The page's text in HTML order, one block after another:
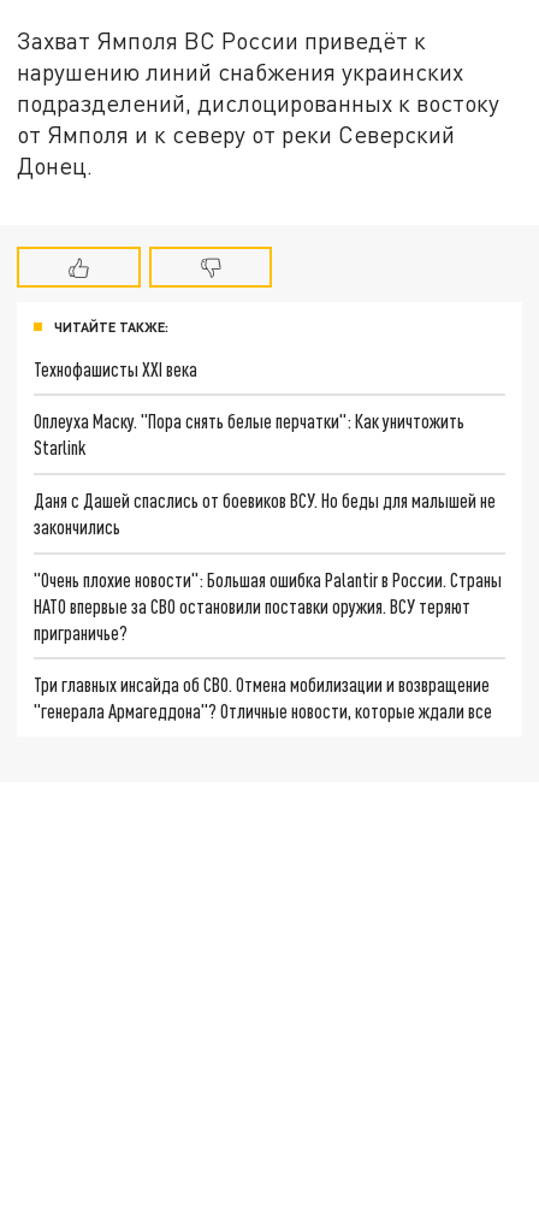
Захват Ямполя ВС России приведёт к
нарушению линий снабжения украинских
подразделений, дислоцированных к востоку
от Ямполя и к северу от реки Северский
Донец.
ЧИТАЙТЕ ТАКЖЕ:
Технофашисты XXI века
Оплеуха Маску. "Пора снять белые перчатки": Как уничтожить
Starlink
Даня с Дашей спаслись от боевиков ВСУ. Но беды для малышей не
закончились
"Очень плохие новости": Большая ошибка Palantir в России. Страны
НАТО впервые за СВО остановили поставки оружия. ВСУ теряют
приграничье?
Три главных инсайда об СВО. Отмена мобилизации и возвращение
"генерала Армагеддона"? Отличные новости, которые ждали все